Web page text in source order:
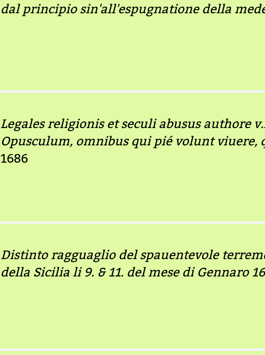
dal principio sin'all'espugnatione della
Legales religionis et seculi abusus authore
Opusculum, omnibus qui pié volunt viuere,
1686
Distinto ragguaglio del spauentevole
della Sicilia li 9. & 11. del mese di Gennaro